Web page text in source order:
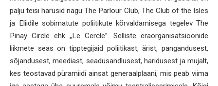
palju teisi harusid nagu The Parlour Club, The Club of the Isles
ja Eliidile sobimatute poliitikute kõrvaldamisega tegelev The
Pinay Circle ehk „Le Cercle”. Selliste eraorganisatsioonide
liikmete seas on tipptegijaid poliitikast, ärist, pangandusest,
sõjandusest, meediast, seadusandlusest, haridusest ja mujalt,
kes teostavad püramiidi ainsat generaalplaani, mis peab viima